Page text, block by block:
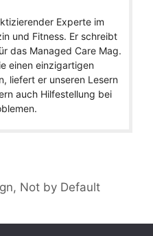
Experte im
und Fitness. Er schreibt
das Managed Care Mag.
einen einzigartigen
liefert er unseren Lesern
auch Hilfestellung bei
Not by Default